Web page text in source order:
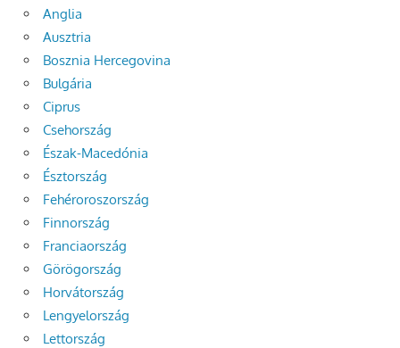
Anglia
Ausztria
Bosznia Hercegovina
Bulgária
Ciprus
Csehország
Észak-Macedónia
Észtország
Fehéroroszország
Finnország
Franciaország
Görögország
Horvátország
Lengyelország
Lettország